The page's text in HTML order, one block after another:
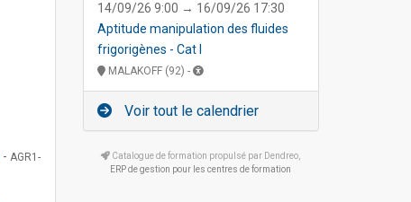
- AGR1-
14/09/26 9:00 → 16/09/26 17:30
Aptitude manipulation des fluides
frigorigènes - Cat I
MALAKOFF (92) -
Voir tout le calendrier
Catalogue de formation propulsé par Dendreo,
ERP de gestion pour les centres de formation